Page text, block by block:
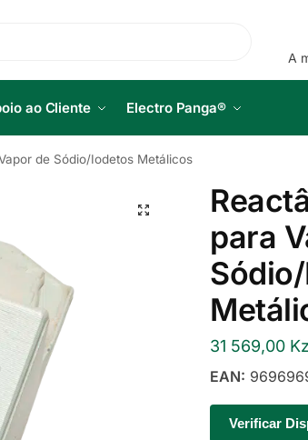
A
ao Cliente Electro Panga®
de Sódio/Iodetos Metálicos
para
31 569,00 Kz
EAN:
Verificar